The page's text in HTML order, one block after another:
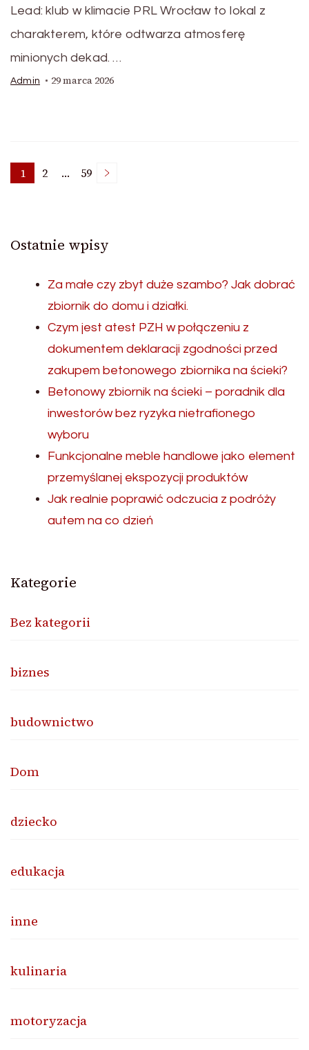
Lead: klub w klimacie PRL Wrocław to lokal z
charakterem, które odtwarza atmosferę
minionych dekad. …
Admin 29 marca 2026
Nawigacja
wpisach
Page
1 Page
2 … Page
59
Ostatnie wpisy
Za małe czy zbyt duże szambo? Jak dobrać
zbiornik do domu i działki.
Czym jest atest PZH w połączeniu z
dokumentem deklaracji zgodności przed
zakupem betonowego zbiornika na ścieki?
Betonowy zbiornik na ścieki – poradnik dla
inwestorów bez ryzyka nietrafionego
wyboru
Funkcjonalne meble handlowe jako element
przemyślanej ekspozycji produktów
Jak realnie poprawić odczucia z podróży
autem na co dzień
Kategorie
Bez kategorii
biznes
budownictwo
Dom
dziecko
edukacja
inne
kulinaria
motoryzacja